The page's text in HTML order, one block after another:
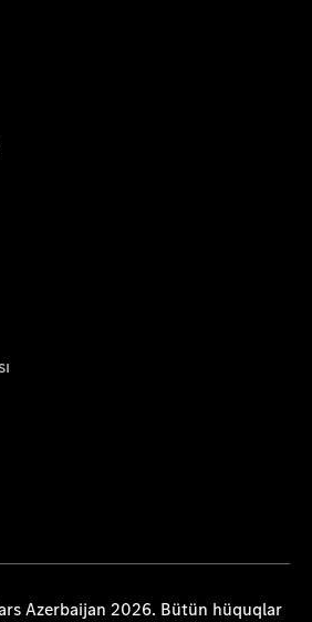
Azerbaijan 2026. Bütün hüquqlar